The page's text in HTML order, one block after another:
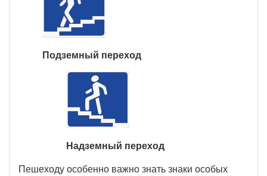
Подземный переход
Надземный переход
Пешеходу особенно важно знать знаки особых